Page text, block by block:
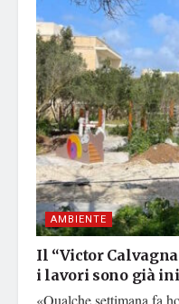
AMBIENTE
Il “Victor
i lavori sono già
«Qualche settimana fa